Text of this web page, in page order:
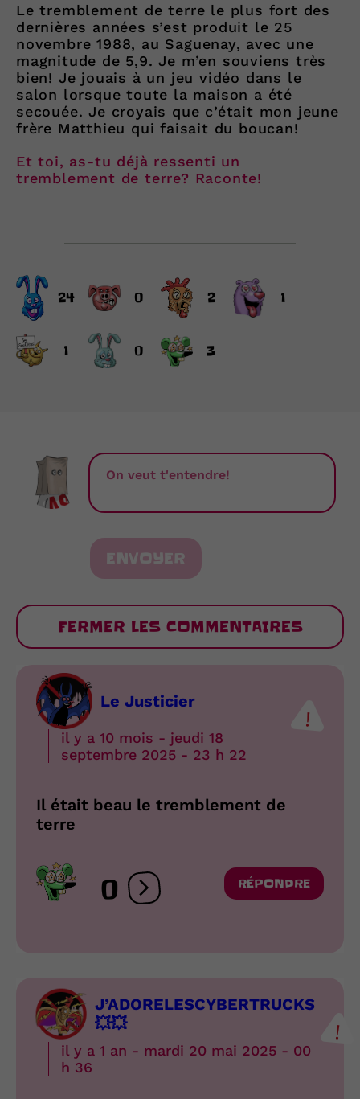
Le tremblement de terre le plus fort des
dernières années s’est produit le 25
novembre 1988, au Saguenay, avec une
magnitude de 5,9. Je m’en souviens très
bien! Je jouais à un jeu vidéo dans le
salon lorsque toute la maison a été
secouée. Je croyais que c’était mon jeune
frère Matthieu qui faisait du boucan!
Et toi, as-tu déjà ressenti un
tremblement de terre? Raconte!
24 0 2 1
1 0 3
ENVOYER
FERMER LES COMMENTAIRES
Le Justicier
il y a 10 mois - jeudi 18
septembre 2025 - 23 h 22
Il était beau le tremblement de
terre
0 Ouvrir les réactions
RÉPONDRE
J’ADORELESCYBERTRUCKS
💥💥
il y a 1 an - mardi 20 mai 2025 - 00
h 36